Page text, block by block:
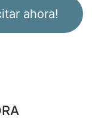
ahora!